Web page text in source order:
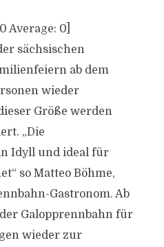
0 Average: 0]
sächsischen
ab dem
wieder
Größe werden
„Die
Idyll und ideal für
so Matteo Böhme,
Gastronom. Ab
Galopprennbahn für
wieder zur